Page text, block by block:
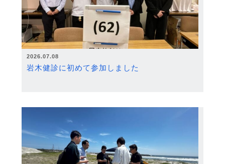
2026.07.08
岩木健診に初めて参加しました